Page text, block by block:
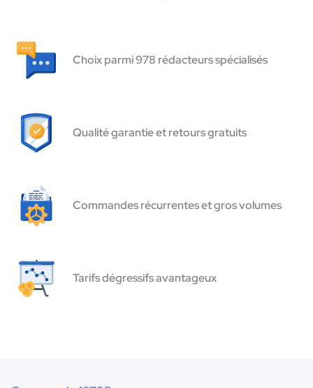
Choix parmi 978 rédacteurs spécialisés
Qualité garantie et retours gratuits
Commandes récurrentes et gros volumes
Tarifs dégressifs avantageux